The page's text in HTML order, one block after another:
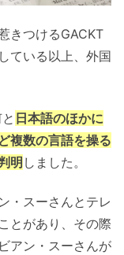
きつけるGACKT
ている以上、外国
日本語のほかに
複数の言語を操る
明 しました。
・スーさんとテレ
とがあり、その際
アン・スーさんが